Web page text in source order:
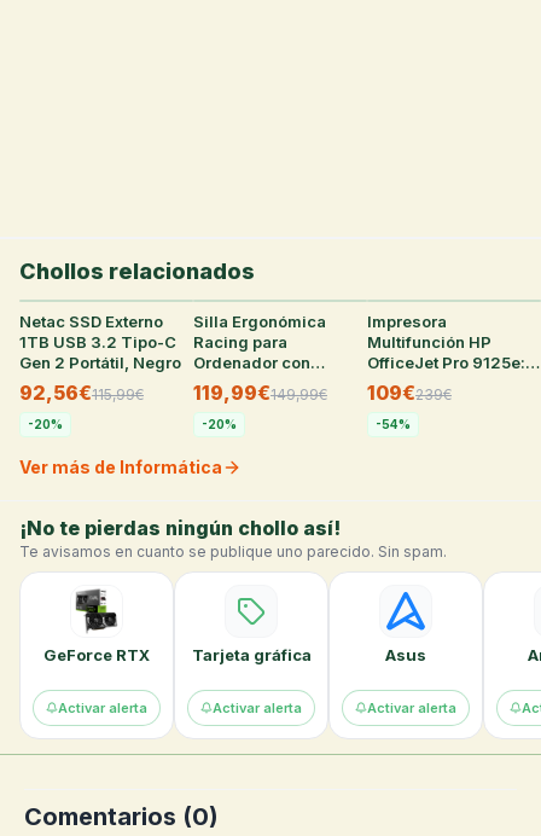
Chollos relacionados
27
Netac SSD Externo
1TB USB 3.2 Tipo-C
Gen 2 Portátil, Negro
92,56€115,99€
-20%
Silla Ergonómica
Racing para
Ordenador con
Reposapiés y
Reposacabezas,
Cuero Sintético Negro
119,99€149,99€
-20%
Impresora
Multifunción HP
OfficeJet Pro 9125e:
WiFi, Fax, Dúplex
109€239€
-54%
Ver más de Informática
¡No te pierdas ningún chollo así!
Te avisamos en cuanto se publique uno parecido. Sin spam.
GeForce RTX
Activar alerta
Tarjeta gráfica
Activar alerta
Asus
Activar alerta
Comentarios (0)